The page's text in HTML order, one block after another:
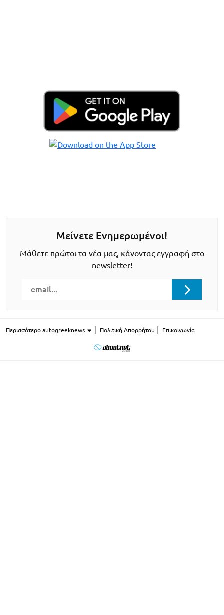
Μείνετε Ενημερωμένοι!
Μάθετε πρώτοι τα νέα μας, κάνοντας εγγραφή στο
newsletter!
Περισσότερο autogreeknews Πολιτική Απορρήτου Επικοινωνία